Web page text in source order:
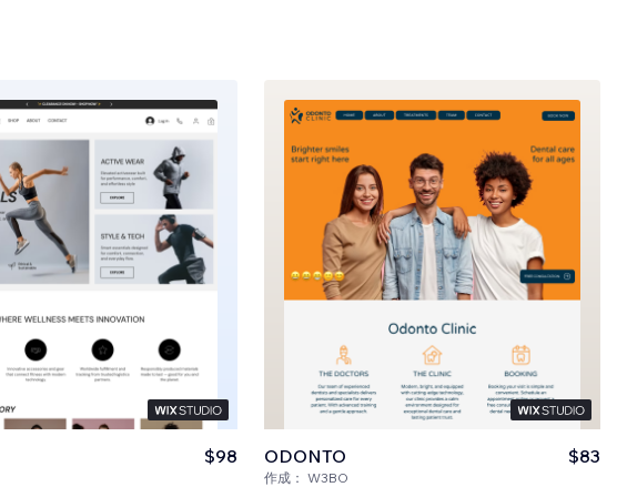
$98 ODONTO
作成： W3BO
$83